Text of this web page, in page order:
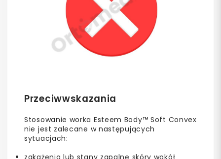
Przeciwwskazania
Stosowanie worka Esteem Body™ Soft Convex
nie jest zalecane w następujących
sytuacjach: